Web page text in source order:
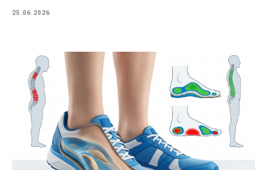
25.06.2026